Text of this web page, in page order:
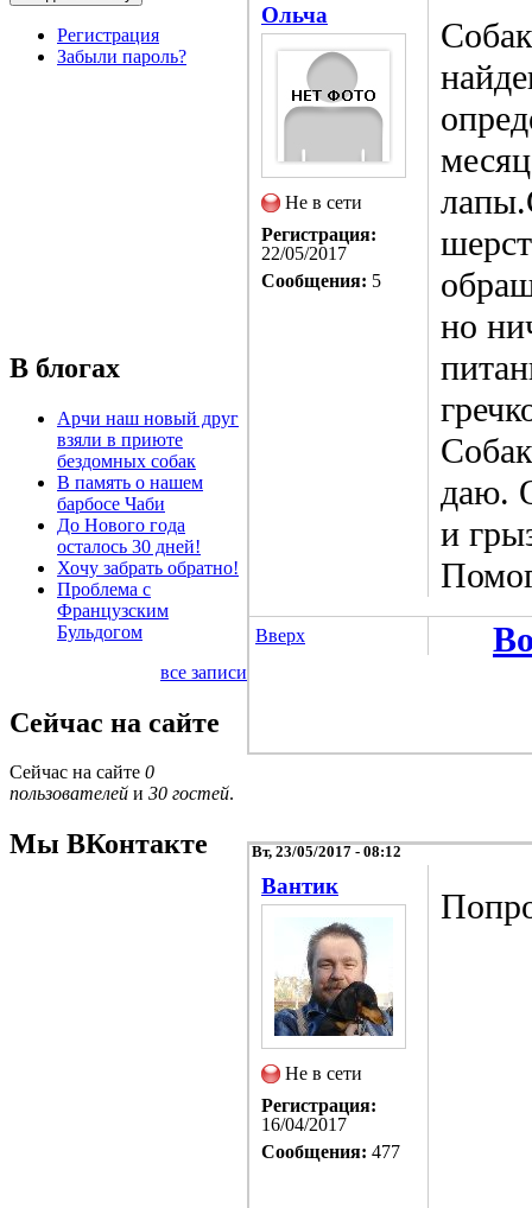
Регистрация
Забыли пароль?
В блогах
Арчи наш новый друг
взяли в приюте
бездомных собак
В память о нашем
барбосе Чаби
До Нового года
осталось 30 дней!
Хочу забрать обратно!
Проблема с
Французским
Бульдогом
все записи
Сейчас на сайте
Сейчас на сайте 0
пользователей и 30 гостей.
Мы ВКонтакте
Ольча
Не в сети
Регистрация:
22/05/2017
Сообщения: 5
но
даю.
и
Вверх
Вт, 23/05/2017 - 08:12
Вантик
Не в сети
Регистрация:
16/04/2017
Сообщения: 477